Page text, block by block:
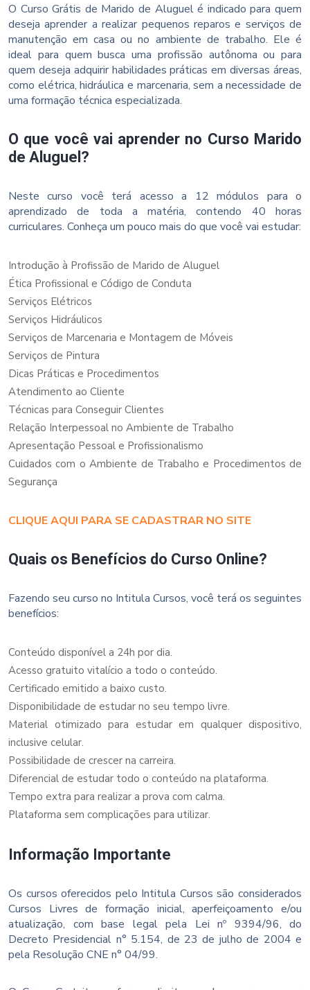
O Curso Grátis de Marido de Aluguel é indicado para quem
deseja aprender a realizar pequenos reparos e serviços de
manutenção em casa ou no ambiente de trabalho. Ele é
ideal para quem busca uma profissão autônoma ou para
quem deseja adquirir habilidades práticas em diversas áreas,
como elétrica, hidráulica e marcenaria, sem a necessidade de
uma formação técnica especializada.
O que você vai aprender no Curso Marido
de Aluguel?
Neste curso você terá acesso a 12 módulos para o
aprendizado de toda a matéria, contendo 40 horas
curriculares. Conheça um pouco mais do que você vai estudar:
Introdução à Profissão de Marido de Aluguel
Ética Profissional e Código de Conduta
Serviços Elétricos
Serviços Hidráulicos
Serviços de Marcenaria e Montagem de Móveis
Serviços de Pintura
Dicas Práticas e Procedimentos
Atendimento ao Cliente
Técnicas para Conseguir Clientes
Relação Interpessoal no Ambiente de Trabalho
Apresentação Pessoal e Profissionalismo
Cuidados com o Ambiente de Trabalho e Procedimentos de
Segurança
CLIQUE AQUI PARA SE CADASTRAR NO SITE
Quais os Benefícios do Curso Online?
Fazendo seu curso no Intitula Cursos, você terá os seguintes
benefícios:
Conteúdo disponível a 24h por dia.
Acesso gratuito vitalício a todo o conteúdo.
Certificado emitido a baixo custo.
Disponibilidade de estudar no seu tempo livre.
Material otimizado para estudar em qualquer dispositivo,
inclusive celular.
Possibilidade de crescer na carreira.
Diferencial de estudar todo o conteúdo na plataforma.
Tempo extra para realizar a prova com calma.
Plataforma sem complicações para utilizar.
Informação Importante
Os cursos oferecidos pelo Intitula Cursos são considerados
Cursos Livres de formação inicial, aperfeiçoamento e/ou
atualização, com base legal pela Lei nº 9394/96, do
Decreto Presidencial n° 5.154, de 23 de julho de 2004 e
pela Resolução CNE n° 04/99.